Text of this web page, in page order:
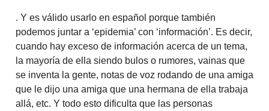
. Y es válido usarlo en español porque también
podemos juntar a ‘epidemia’ con ‘información’. Es decir,
cuando hay exceso de información acerca de un tema,
la mayoría de ella siendo bulos o rumores, vainas que
se inventa la gente, notas de voz rodando de una amiga
que le dijo una amiga que una hermana de ella trabaja
allá, etc. Y todo esto dificulta que las personas